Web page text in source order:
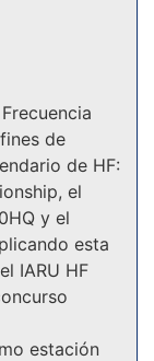
de
de HF:
el
y el
esta
IARU HF
estación